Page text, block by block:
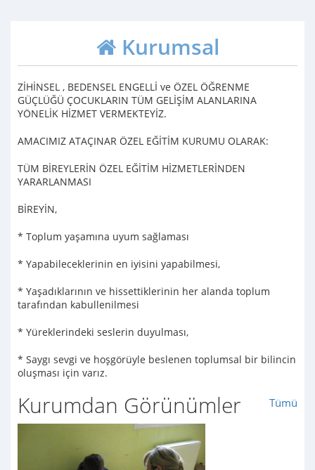
Kurumsal
ZİHİNSEL , BEDENSEL ENGELLİ ve ÖZEL ÖĞRENME
GÜÇLÜĞÜ ÇOCUKLARIN TÜM GELİŞİM ALANLARINA
YÖNELİK HİZMET VERMEKTEYİZ.
AMACIMIZ ATAÇINAR ÖZEL EĞİTİM KURUMU OLARAK:
TÜM BİREYLERİN ÖZEL EĞİTİM HİZMETLERİNDEN
YARARLANMASI
BİREYİN,
* Toplum yaşamına uyum sağlaması
* Yapabileceklerinin en iyisini yapabilmesi,
* Yaşadıklarının ve hissettiklerinin her alanda toplum
tarafından kabullenilmesi
* Yüreklerindeki seslerin duyulması,
* Saygı sevgi ve hoşgörüyle beslenen toplumsal bir bilincin
oluşması için varız.
Kurumdan Görünümler Tümü